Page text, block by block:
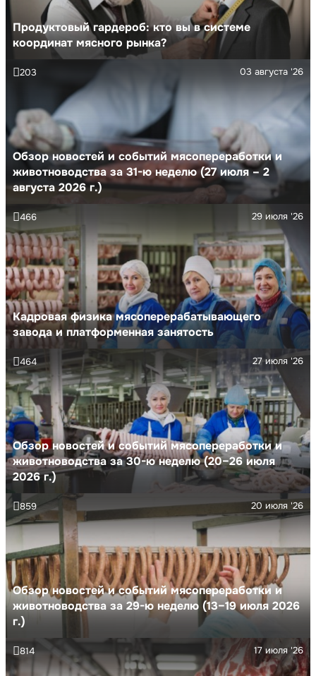
Продуктовый гардероб: кто вы в системе
координат мясного рынка?
Обзор новостей и событий мясопереработки и
животноводства за 31-ю неделю (27 июля – 2
августа 2026 г.)
03 августа '26
203
Кадровая физика мясоперерабатывающего
завода и платформенная занятость
29 июля '26
466
Обзор новостей и событий мясопереработки и
животноводства за 30-ю неделю (20–26 июля
2026 г.)
27 июля '26
464
Обзор новостей и событий мясопереработки и
животноводства за 29-ю неделю (13–19 июля 2026
г.)
20 июля '26
859
17 июля '26
814